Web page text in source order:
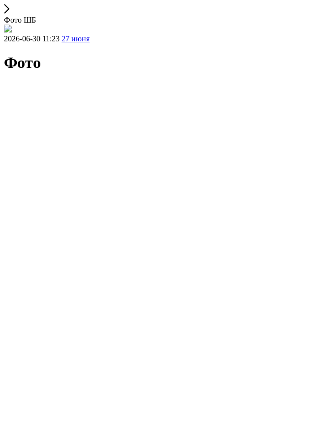
Фото ШБ
2026-06-30 11:23 27 июня
Фото